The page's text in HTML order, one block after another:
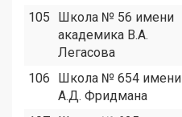
105
Школа № 56 имени
академика В.А.
Легасова
106
Школа № 654 имени
А.Д. Фридмана